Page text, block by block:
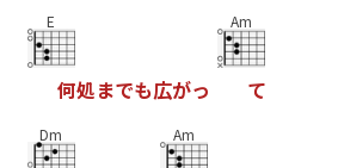
E
何処までも広がっ
Am
て
Dm Am